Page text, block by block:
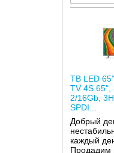
ТВ LED
TV 4S 65",
2/16Gb,
SPDI...
Добрый
каждый
Продадим